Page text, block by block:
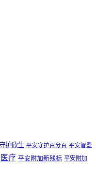
护欣生 平安守护百分百 平安智盈
疗 平安附加新残标 平安附加